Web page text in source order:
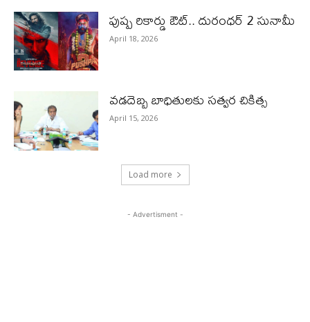
పుష్ప రికార్డు ఔట్‌.. దురంధ‌ర్ 2 సునామీ
April 18, 2026
వడదెబ్బ బాధితులకు సత్వర చికిత్స
April 15, 2026
Load more
- Advertisment -